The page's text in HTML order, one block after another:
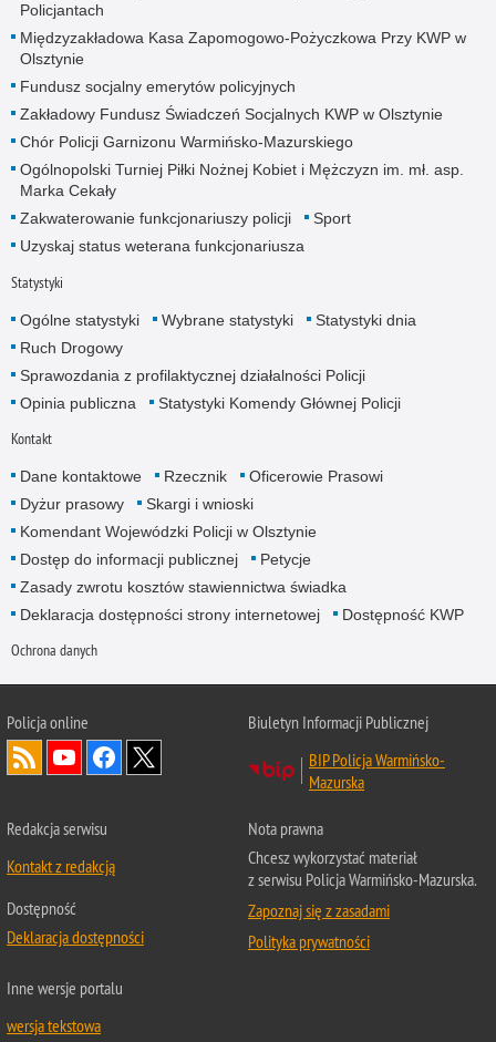
Policjantach
Międzyzakładowa Kasa Zapomogowo-Pożyczkowa Przy KWP w
Olsztynie
Fundusz socjalny emerytów policyjnych
Zakładowy Fundusz Świadczeń Socjalnych KWP w Olsztynie
Chór Policji Garnizonu Warmińsko-Mazurskiego
Ogólnopolski Turniej Piłki Nożnej Kobiet i Mężczyzn im. mł. asp.
Marka Cekały
Zakwaterowanie funkcjonariuszy policji
Sport
Uzyskaj status weterana funkcjonariusza
Statystyki
Ogólne statystyki Wybrane statystyki
Statystyki dnia
Ruch Drogowy
Sprawozdania z profilaktycznej działalności Policji
Opinia publiczna
Statystyki Komendy Głównej Policji
Kontakt
Dane kontaktowe Rzecznik
Oficerowie Prasowi
Dyżur prasowy
Skargi i wnioski
Komendant Wojewódzki Policji w Olsztynie
Dostęp do informacji publicznej
Petycje
Zasady zwrotu kosztów stawiennictwa świadka
Deklaracja dostępności strony internetowej
Dostępność KWP
Ochrona danych
Policja online
Biuletyn Informacji Publicznej
BIP Policja Warmińsko-
Mazurska
Redakcja serwisu
Kontakt z redakcją
Dostępność
Deklaracja dostępności
Nota prawna
Chcesz wykorzystać materiał
z serwisu Policja Warmińsko-Mazurska.
Zapoznaj się z zasadami
Polityka prywatności
Inne wersje portalu
wersja tekstowa